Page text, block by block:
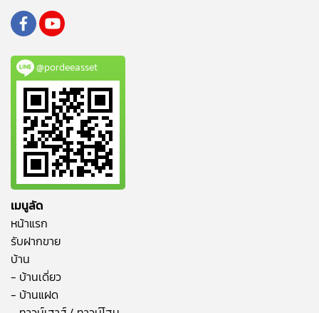
@pordeeasset
เมนูลัด
หน้าแรก
รับฝากขาย
บ้าน
- บ้านเดี่ยว
- บ้านแฝด